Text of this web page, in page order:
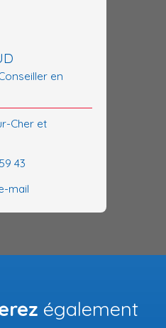
en
Cher et
43
mail
également